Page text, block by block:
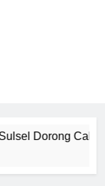
Dorong